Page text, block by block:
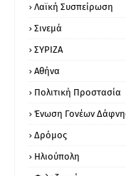
Λαϊκή Συσπείρωση
Σινεμά
ΣΥΡΙΖΑ
Αθήνα
Πολιτική Προστασία
Ένωση Γονέων
Δρόμος
Ηλιούπολη